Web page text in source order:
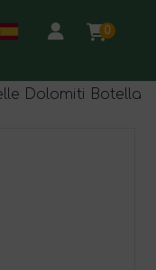
0
Dolomiti Botella